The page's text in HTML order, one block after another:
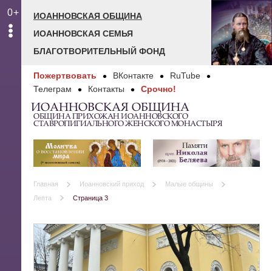
0+
ИОАННОВСКАЯ ОБЩИНА
ИОАННОВСКАЯ СЕМЬЯ
БЛАГОТВОРИТЕЛЬНЫЙ ФОНД
Пожертвовать ВКонтакте
RuTube
Телеграм
Контакты Срочно!
ИОАННОВСКАЯ ОБЩИНА
ОБЩИНА ПРИХОЖАН ИОАННОВСКОГО
СТАВРОПИГИАЛЬНОГО ЖЕНСКОГО МОНАСТЫРЯ
Главная Иоанновский приход
Малые общины
Лепта
Страница 3